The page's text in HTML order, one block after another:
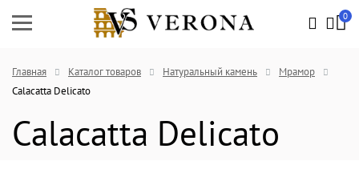
0
Главная Каталог товаров Натуральный камень
Мрамор
Calacatta Delicato
Calacatta Delicato